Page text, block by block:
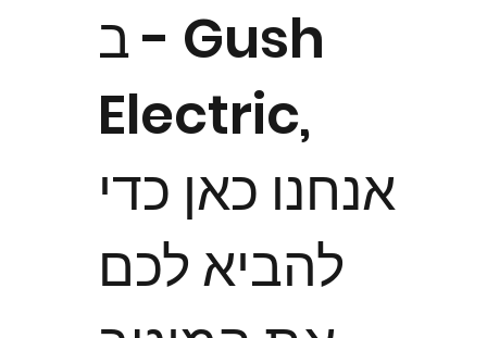
ב - Gush
Electric,
אנחנו כאן כדי
להביא לכם